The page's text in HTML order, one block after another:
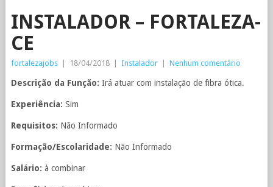
INSTALADOR – FORTALEZA-
CE
fortalezajobs 18/04/2018 Instalador Nenhum comentário
Descrição da Função: Irá atuar com instalação de fibra ótica.
Experiência: Sim
Requisitos: Não Informado
Formação/Escolaridade: Não Informado
Salário: à combinar